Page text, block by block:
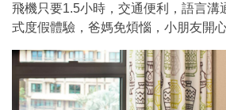
飛機只要1.5小時，交通便利，語言溝
式度假體驗，爸媽免煩惱，小朋友開心